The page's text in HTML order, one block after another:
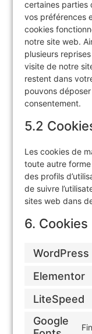
certaines parties
vos préférences
cookies
notre site web.
plusieurs
visite de notre
restent dans
pouvons
consentement.
5.2
Les cookies de
toute autre
des profils
de suivre
sites web dans
6.
WordPress
Elementor
LiteSpeed
Google